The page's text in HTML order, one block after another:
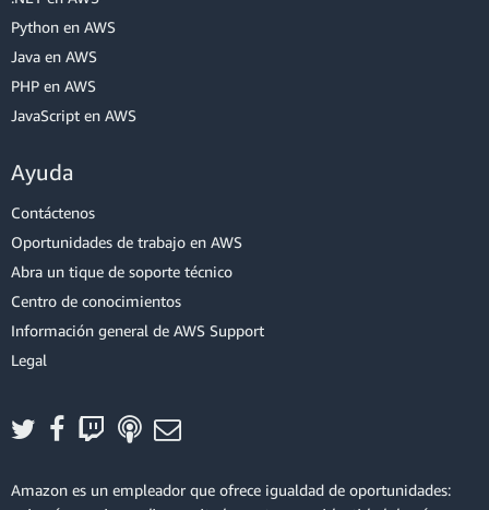
Python en AWS
Java en AWS
PHP en AWS
JavaScript en AWS
Ayuda
Contáctenos
Oportunidades de trabajo en AWS
Abra un tique de soporte técnico
Centro de conocimientos
Información general de AWS Support
Legal
Amazon es un empleador que ofrece igualdad de oportunidades: